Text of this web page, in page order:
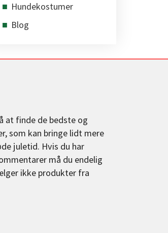
Hundekostumer
Blog
at finde de bedste og
som kan bringe lidt mere
juletid. Hvis du har
må du endelig
ikke produkter fra